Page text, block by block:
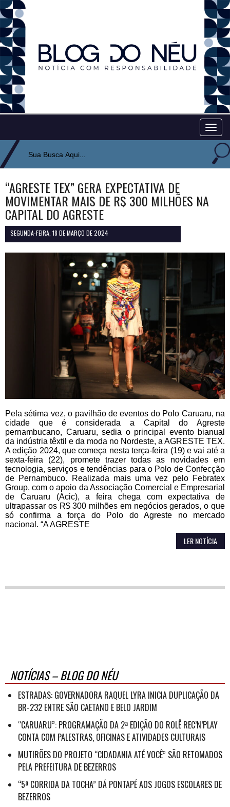
“AGRESTE TEX” GERA EXPECTATIVA DE
MOVIMENTAR MAIS DE R$ 300 MILHÕES NA
CAPITAL DO AGRESTE
SEGUNDA-FEIRA, 18 DE MARÇO DE 2024
Pela sétima vez, o pavilhão de eventos do Polo Caruaru, na
cidade que é considerada a Capital do Agreste
pernambucano, Caruaru, sedia o principal evento bianual
da indústria têxtil e da moda no Nordeste, a AGRESTE TEX.
A edição 2024, que começa nesta terça-feira (19) e vai até a
sexta-feira (22), promete trazer todas as novidades em
tecnologia, serviços e tendências para o Polo de Confecção
de Pernambuco. Realizada mais uma vez pelo Febratex
Group, com o apoio da Associação Comercial e Empresarial
de Caruaru (Acic), a feira chega com expectativa de
ultrapassar os R$ 300 milhões em negócios gerados, o que
só confirma a força do Polo do Agreste no mercado
nacional. “A AGRESTE
LER NOTÍCIA
NOTÍCIAS – BLOG DO NÉU
ESTRADAS: GOVERNADORA RAQUEL LYRA INICIA DUPLICAÇÃO DA
BR-232 ENTRE SÃO CAETANO E BELO JARDIM
“CARUARU”: PROGRAMAÇÃO DA 2ª EDIÇÃO DO ROLÊ REC’N’PLAY
CONTA COM PALESTRAS, OFICINAS E ATIVIDADES CULTURAIS
MUTIRÕES DO PROJETO “CIDADANIA ATÉ VOCÊ” SÃO RETOMADOS
PELA PREFEITURA DE BEZERROS
“5ª CORRIDA DA TOCHA” DÁ PONTAPÉ AOS JOGOS ESCOLARES DE
BEZERROS